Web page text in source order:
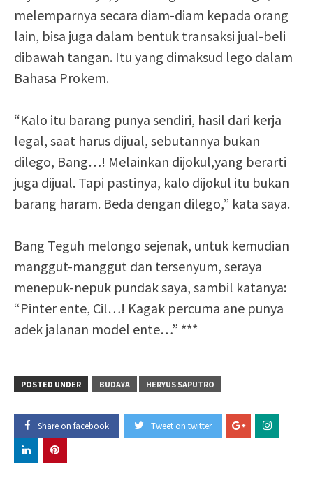
melemparnya secara diam-diam kepada orang
lain, bisa juga dalam bentuk transaksi jual-beli
dibawah tangan. Itu yang dimaksud lego dalam
Bahasa Prokem.
“Kalo itu barang punya sendiri, hasil dari kerja
legal, saat harus dijual, sebutannya bukan
dilego, Bang…! Melainkan dijokul,yang berarti
juga dijual. Tapi pastinya, kalo dijokul itu bukan
barang haram. Beda dengan dilego,” kata saya.
Bang Teguh melongo sejenak, untuk kemudian
manggut-manggut dan tersenyum, seraya
menepuk-nepuk pundak saya, sambil katanya:
“Pinter ente, Cil…! Kagak percuma ane punya
adek jalanan model ente…” ***
POSTED UNDER BUDAYA HERYUS SAPUTRO
Share on facebook Tweet on twitter